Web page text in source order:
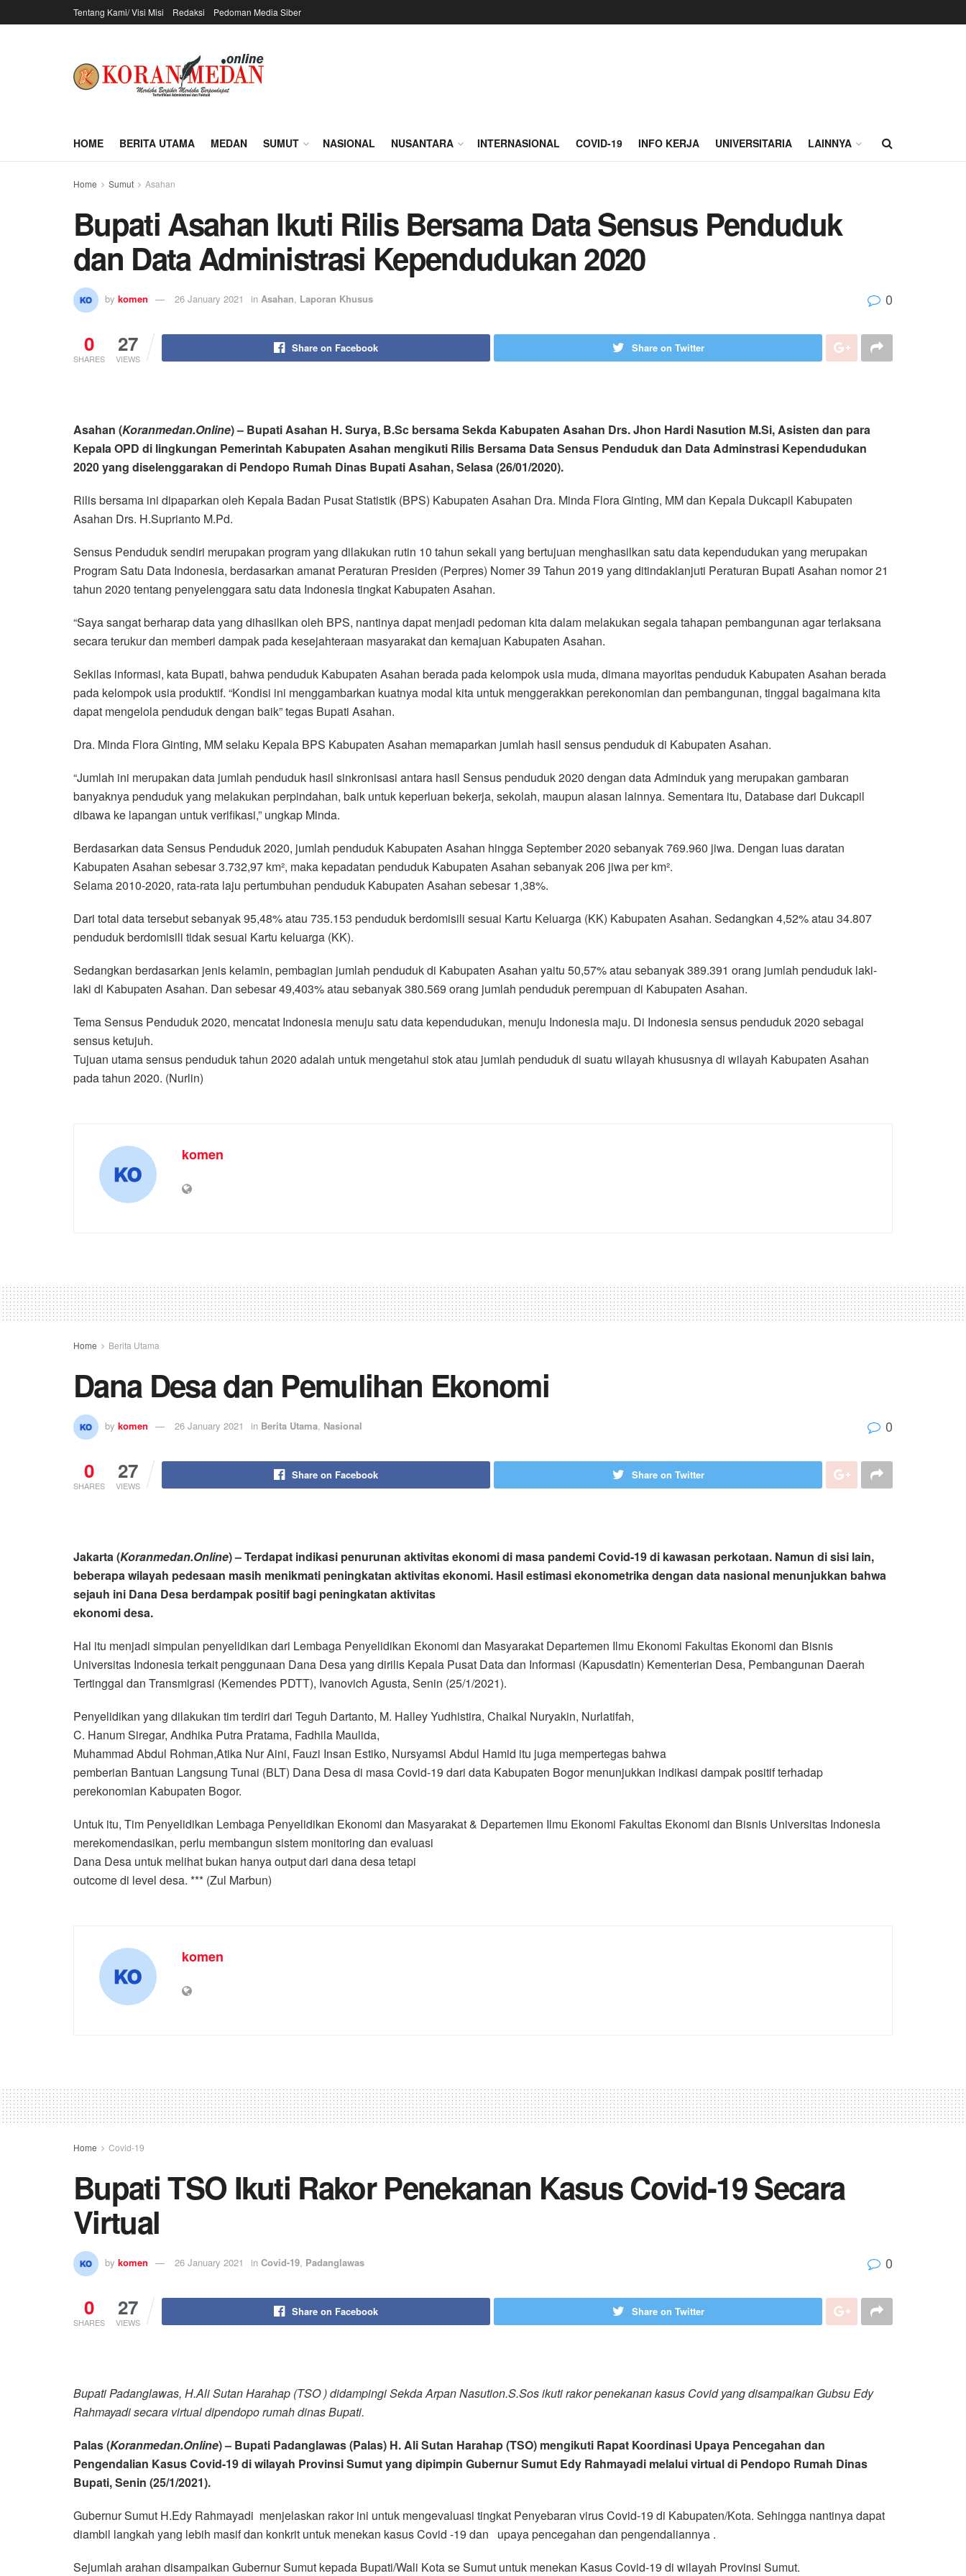
Tentang Kami/ Visi Misi Redaksi Pedoman Media Siber
HOME BERITA UTAMA MEDAN SUMUT NASIONAL NUSANTARA INTERNASIONAL COVID-19 INFO KERJA UNIVERSITARIA LAINNYA
Home Sumut Asahan
Bupati Asahan Ikuti Rilis Bersama Data Sensus Penduduk
dan Data Administrasi Kependudukan 2020
by komen 26 January 2021 in Asahan, Laporan Khusus 0
0
SHARES
27
VIEWS
Share on Facebook Share on Twitter
Asahan (Koranmedan.Online) – Bupati Asahan H. Surya, B.Sc bersama Sekda Kabupaten Asahan Drs. Jhon Hardi Nasution M.Si, Asisten dan para
Kepala OPD di lingkungan Pemerintah Kabupaten Asahan mengikuti Rilis Bersama Data Sensus Penduduk dan Data Adminstrasi Kependudukan
2020 yang diselenggarakan di Pendopo Rumah Dinas Bupati Asahan, Selasa (26/01/2020).
Rilis bersama ini dipaparkan oleh Kepala Badan Pusat Statistik (BPS) Kabupaten Asahan Dra. Minda Flora Ginting, MM dan Kepala Dukcapil Kabupaten
Asahan Drs. H.Suprianto M.Pd.
Sensus Penduduk sendiri merupakan program yang dilakukan rutin 10 tahun sekali yang bertujuan menghasilkan satu data kependudukan yang merupakan
Program Satu Data Indonesia, berdasarkan amanat Peraturan Presiden (Perpres) Nomer 39 Tahun 2019 yang ditindaklanjuti Peraturan Bupati Asahan nomor 21
tahun 2020 tentang penyelenggara satu data Indonesia tingkat Kabupaten Asahan.
“Saya sangat berharap data yang dihasilkan oleh BPS, nantinya dapat menjadi pedoman kita dalam melakukan segala tahapan pembangunan agar terlaksana
secara terukur dan memberi dampak pada kesejahteraan masyarakat dan kemajuan Kabupaten Asahan.
Sekilas informasi, kata Bupati, bahwa penduduk Kabupaten Asahan berada pada kelompok usia muda, dimana mayoritas penduduk Kabupaten Asahan berada
pada kelompok usia produktif. “Kondisi ini menggambarkan kuatnya modal kita untuk menggerakkan perekonomian dan pembangunan, tinggal bagaimana kita
dapat mengelola penduduk dengan baik” tegas Bupati Asahan.
Dra. Minda Flora Ginting, MM selaku Kepala BPS Kabupaten Asahan memaparkan jumlah hasil sensus penduduk di Kabupaten Asahan.
“Jumlah ini merupakan data jumlah penduduk hasil sinkronisasi antara hasil Sensus penduduk 2020 dengan data Adminduk yang merupakan gambaran
banyaknya penduduk yang melakukan perpindahan, baik untuk keperluan bekerja, sekolah, maupun alasan lainnya. Sementara itu, Database dari Dukcapil
dibawa ke lapangan untuk verifikasi,” ungkap Minda.
Berdasarkan data Sensus Penduduk 2020, jumlah penduduk Kabupaten Asahan hingga September 2020 sebanyak 769.960 jiwa. Dengan luas daratan
Kabupaten Asahan sebesar 3.732,97 km², maka kepadatan penduduk Kabupaten Asahan sebanyak 206 jiwa per km².
Selama 2010-2020, rata-rata laju pertumbuhan penduduk Kabupaten Asahan sebesar 1,38%.
Dari total data tersebut sebanyak 95,48% atau 735.153 penduduk berdomisili sesuai Kartu Keluarga (KK) Kabupaten Asahan. Sedangkan 4,52% atau 34.807
penduduk berdomisili tidak sesuai Kartu keluarga (KK).
Sedangkan berdasarkan jenis kelamin, pembagian jumlah penduduk di Kabupaten Asahan yaitu 50,57% atau sebanyak 389.391 orang jumlah penduduk laki-
laki di Kabupaten Asahan. Dan sebesar 49,403% atau sebanyak 380.569 orang jumlah penduduk perempuan di Kabupaten Asahan.
Tema Sensus Penduduk 2020, mencatat Indonesia menuju satu data kependudukan, menuju Indonesia maju. Di Indonesia sensus penduduk 2020 sebagai
sensus ketujuh.
Tujuan utama sensus penduduk tahun 2020 adalah untuk mengetahui stok atau jumlah penduduk di suatu wilayah khususnya di wilayah Kabupaten Asahan
pada tahun 2020. (Nurlin)
komen
Home Berita Utama
Dana Desa dan Pemulihan Ekonomi
by komen 26 January 2021 in Berita Utama, Nasional 0
0
SHARES
27
VIEWS
Share on Facebook Share on Twitter
Jakarta (Koranmedan.Online) – Terdapat indikasi penurunan aktivitas ekonomi di masa pandemi Covid-19di kawasan perkotaan. Namun di sisi lain,
beberapa wilayah pedesaan masih menikmati peningkatan aktivitas ekonomi. Hasil estimasi ekonometrika dengan data nasional menunjukkan bahwa
sejauh ini Dana Desa berdampak positif bagi peningkatan aktivitas
ekonomi desa.
Hal itu menjadi simpulan penyelidikan dari Lembaga Penyelidikan Ekonomi dan Masyarakat Departemen Ilmu Ekonomi Fakultas Ekonomi dan Bisnis
Universitas Indonesia terkait penggunaan Dana Desa yang dirilis Kepala Pusat Data dan Informasi (Kapusdatin) Kementerian Desa, Pembangunan Daerah
Tertinggal dan Transmigrasi (Kemendes PDTT), Ivanovich Agusta, Senin (25/1/2021).
Penyelidikan yang dilakukan tim terdiri dari Teguh Dartanto, M. Halley Yudhistira, Chaikal Nuryakin, Nurlatifah,
C. Hanum Siregar, Andhika Putra Pratama, Fadhila Maulida,
Muhammad Abdul Rohman,Atika Nur Aini, Fauzi Insan Estiko, Nursyamsi Abdul Hamid itu juga mempertegas bahwa
pemberian Bantuan Langsung Tunai (BLT) Dana Desa di masa Covid-19 dari data Kabupaten Bogor menunjukkan indikasi dampak positif terhadap
perekonomian Kabupaten Bogor.
Untuk itu, Tim Penyelidikan Lembaga Penyelidikan Ekonomi dan Masyarakat & Departemen Ilmu Ekonomi Fakultas Ekonomi dan Bisnis Universitas Indonesia
merekomendasikan, perlu membangun sistem monitoring dan evaluasi
Dana Desa untuk melihat bukan hanya output dari dana desa tetapi
outcome di level desa. *** (Zul Marbun)
komen
Home Covid-19
Bupati TSO Ikuti Rakor Penekanan Kasus Covid-19 Secara
Virtual
by komen 26 January 2021 in Covid-19, Padanglawas 0
0
SHARES
27
VIEWS
Share on Facebook Share on Twitter
Bupati Padanglawas, H.Ali Sutan Harahap (TSO ) didampingi Sekda Arpan Nasution.S.Sos ikuti rakor penekanan kasus Covid yang disampaikan Gubsu Edy
Rahmayadi secara virtual dipendopo rumah dinas Bupati.
Palas (Koranmedan.Online) – Bupati Padanglawas (Palas) H. Ali Sutan Harahap (TSO) mengikuti Rapat Koordinasi Upaya Pencegahan dan
Pengendalian Kasus Covid-19 di wilayah Provinsi Sumut yang dipimpin Gubernur Sumut Edy Rahmayadi melalui virtual di Pendopo Rumah Dinas
Bupati, Senin (25/1/2021).
Gubernur Sumut H.Edy Rahmayadi menjelaskan rakor ini untuk mengevaluasi tingkat Penyebaran virus Covid-19 di Kabupaten/Kota. Sehingga nantinya dapat
diambil langkah yang lebih masif dan konkrit untuk menekan kasus Covid -19 dan upaya pencegahan dan pengendaliannya .
Sejumlah arahan disampaikan Gubernur Sumut kepada Bupati/Wali Kota se Sumut untuk menekan Kasus Covid-19 di wilayah Provinsi Sumut.